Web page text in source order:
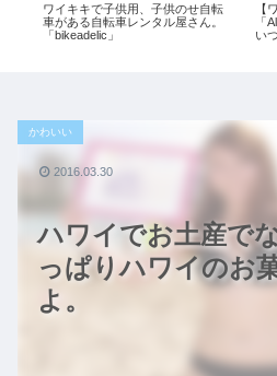
ワイキキで子供用、子供のせ自転
車がある自転車レンタル屋さん。
「bikeadelic」
【
「
い
ハワイでお土産で
っぱりハワイのお
よ。
かわいい
2016.03.30